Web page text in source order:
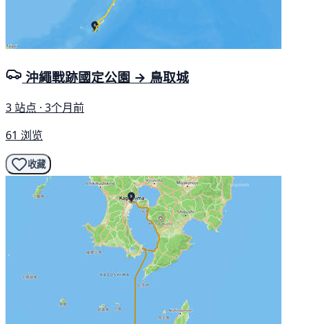
沖繩戰跡國定公園 → 鳥取城
3 站点 · 3个月前
61 浏览
收藏